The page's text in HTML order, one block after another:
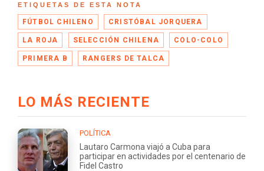
ETIQUETAS DE ESTA NOTA
FÚTBOL CHILENO CRISTÓBAL JORQUERA
LA ROJA SELECCIÓN CHILENA COLO-COLO
PRIMERA B RANGERS DE TALCA
LO MÁS RECIENTE
POLÍTICA
Lautaro Carmona viajó a Cuba para
participar en actividades por el centenario de
Fidel Castro